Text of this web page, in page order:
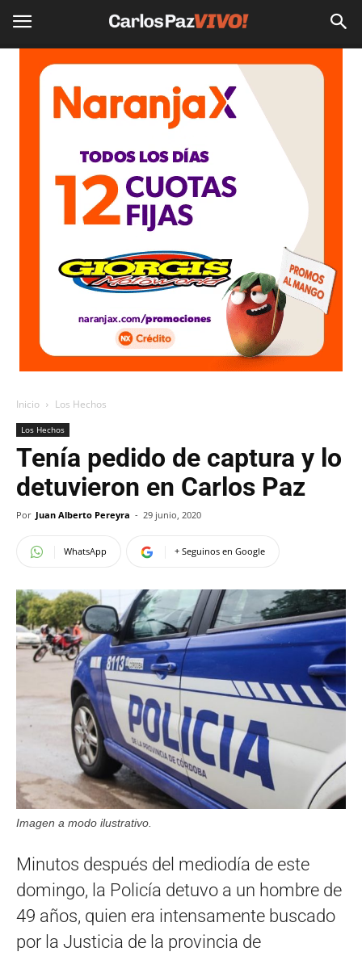
Inicio Los Hechos
Los Hechos
Tenía pedido de captura y lo
detuvieron en Carlos Paz
Por Juan Alberto Pereyra - 29 junio, 2020
WhatsApp + Seguinos en Google
Imagen a modo ilustrativo.
Minutos después del mediodía de este
domingo, la Policía detuvo a un hombre de
49 años, quien era intensamente buscado
por la Justicia de la provincia de